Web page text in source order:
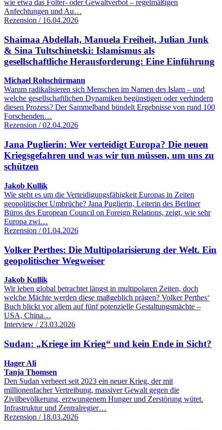
wie etwa das Folter- oder Gewaltverbot – regelmäßigen
Anfechtungen und Au…
Rezension / 16.04.2026
Shaimaa Abdellah, Manuela Freiheit, Julian Junk
& Sina Tultschinetski: Islamismus als
gesellschaftliche Herausforderung: Eine Einführung
Michael Rohschürmann
Warum radikalisieren sich Menschen im Namen des Islam – und
welche gesellschaftlichen Dynamiken begünstigen oder verhindern
diesen Prozess? Der Sammelband bündelt Ergebnisse von rund 100
Forschenden…
Rezension / 02.04.2026
Jana Puglierin: Wer verteidigt Europa? Die neuen
Kriegsgefahren und was wir tun müssen, um uns zu
schützen
Jakob Kullik
Wie steht es um die Verteidigungsfähigkeit Europas in Zeiten
geopolitischer Umbrüche? Jana Puglierin, Leiterin des Berliner
Büros des European Council on Foreign Relations, zeigt, wie sehr
Europa zwi…
Rezension / 01.04.2026
Volker Perthes: Die Multipolarisierung der Welt. Ein
geopolitischer Wegweiser
Jakob Kullik
Wir leben global betrachtet längst in multipolaren Zeiten, doch
welche Mächte werden diese maßgeblich prägen? Volker Perthes‘
Buch blickt vor allem auf fünf potenzielle Gestaltungsmächte –
USA, China…
Interview / 23.03.2026
Sudan: „Kriege im Krieg“ und kein Ende in Sicht?
Hager Ali
Tanja Thomsen
Den Sudan verheert seit 2023 ein neuer Krieg, der mit
millionenfacher Vertreibung, massiver Gewalt gegen die
Zivilbevölkerung, erzwungenem Hunger und Zerstörung wütet.
Infrastruktur und Zentralregier…
Rezension / 18.03.2026